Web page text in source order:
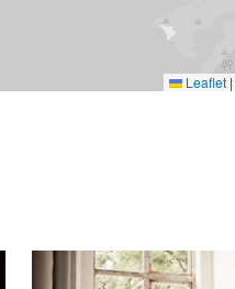
Leaflet |